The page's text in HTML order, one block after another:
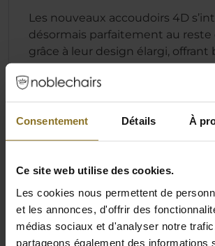
Consentement Détails À
Ce site web utilise des cookies.
Les cookies nous permettent de
et les annonces, d'offrir des
médias sociaux et d'analyser notre
partageons également des informations
Les nouveaux accoudoirs 4D
désormais parfaitement au reste
grâce à leur design élargi, offrant
d’espace pour vos bras.